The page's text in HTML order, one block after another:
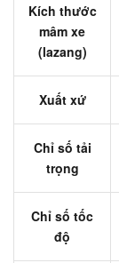
Kích thước
mâm xe
(lazang)
Xuất xứ
Chỉ số tải
trọng
Chỉ số tốc
độ